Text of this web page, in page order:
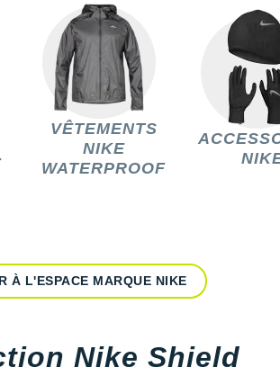
VÊTEMENTS
NIKE
WATERPROOF
À L'ESPACE MARQUE NIKE
Nike Shield